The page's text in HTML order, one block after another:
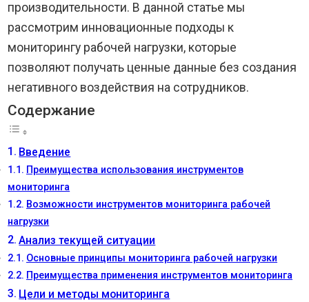
производительности. В данной статье мы
рассмотрим инновационные подходы к
мониторингу рабочей нагрузки, которые
позволяют получать ценные данные без создания
негативного воздействия на сотрудников.
Содержание
Введение
Преимущества использования инструментов
мониторинга
Возможности инструментов мониторинга рабочей
нагрузки
Анализ текущей ситуации
Основные принципы мониторинга рабочей нагрузки
Преимущества применения инструментов мониторинга
Цели и методы мониторинга